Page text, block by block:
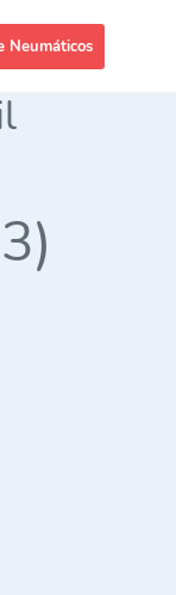
Neumáticos